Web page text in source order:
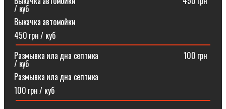
/ куб
Выкачка автомойки
450 грн / куб
Размывка ила дна септика ⠀⠀⠀⠀⠀⠀⠀⠀⠀⠀⠀⠀⠀⠀100 грн
/ куб
Размывка ила дна септика
100 грн / куб